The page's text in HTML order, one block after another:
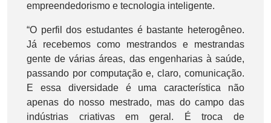
empreendedorismo e tecnologia inteligente.
“O perfil dos estudantes é bastante heterogêneo.
Já recebemos como mestrandos e mestrandas
gente de várias áreas, das engenharias à saúde,
passando por computação e, claro, comunicação.
E essa diversidade é uma característica não
apenas do nosso mestrado, mas do campo das
indústrias criativas em geral. É troca de